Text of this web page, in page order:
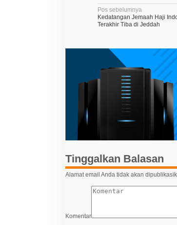
N
a
i
a
s
Pos sebelumnya
Kedatangan Jemaah Haji
Terakhir Tiba di Jeddah
Tinggalkan Balasan
Alamat email Anda tidak akan
Komentar